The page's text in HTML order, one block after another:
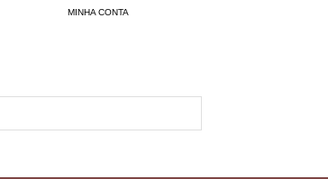
MINHA CONTA